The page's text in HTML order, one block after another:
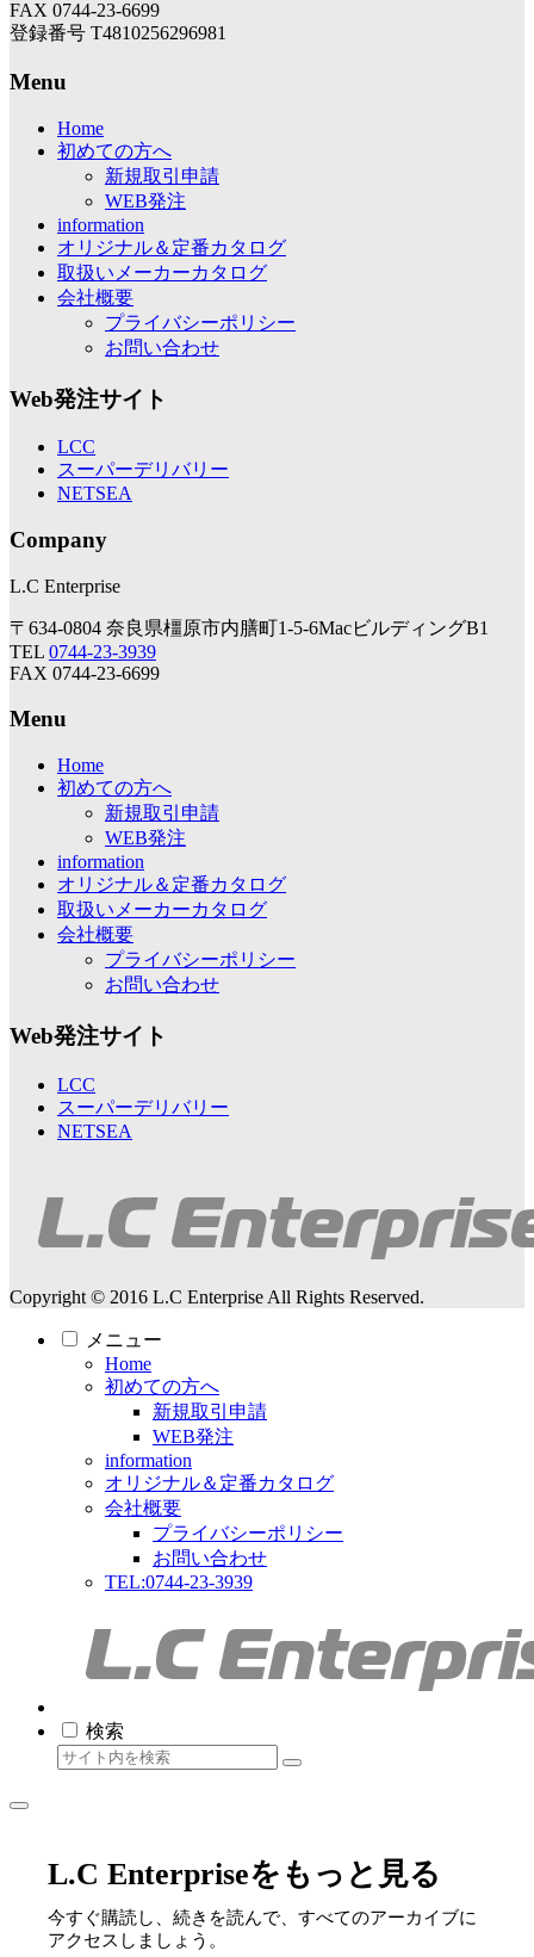
FAX 0744-23-6699
登録番号 T4810256296981
Menu
Home
初めての方へ
新規取引申請
WEB発注
information
オリジナル＆定番カタログ
取扱いメーカーカタログ
会社概要
プライバシーポリシー
お問い合わせ
Web発注サイト
LCC
スーパーデリバリー
NETSEA
Company
L.C Enterprise
〒634-0804 奈良県橿原市内膳町1-5-6MacビルディングB1
TEL 0744-23-3939
FAX 0744-23-6699
Menu
Home
初めての方へ
新規取引申請
WEB発注
information
オリジナル＆定番カタログ
取扱いメーカーカタログ
会社概要
プライバシーポリシー
お問い合わせ
Web発注サイト
LCC
スーパーデリバリー
NETSEA
Copyright © 2016 L.C Enterprise All Rights Reserved.
メニュー
Home
初めての方へ
新規取引申請
WEB発注
information
オリジナル＆定番カタログ
会社概要
プライバシーポリシー
お問い合わせ
TEL:0744-23-3939
検索
L.C Enterpriseをもっと見る
今すぐ購読し、続きを読んで、すべてのアーカイブに
アクセスしましょう。